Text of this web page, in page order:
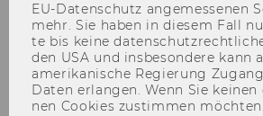
Service Guides
EU-​Datenschutz an­ge­mes­se­nen
mehr. Sie haben in die­sem Fall
te bis keine
den USA und ins­be­son­de­re kann
amerikanische Re­gie­rung
Daten er­lan­gen. Wenn Sie
nen Coo­kies zu­stim­men